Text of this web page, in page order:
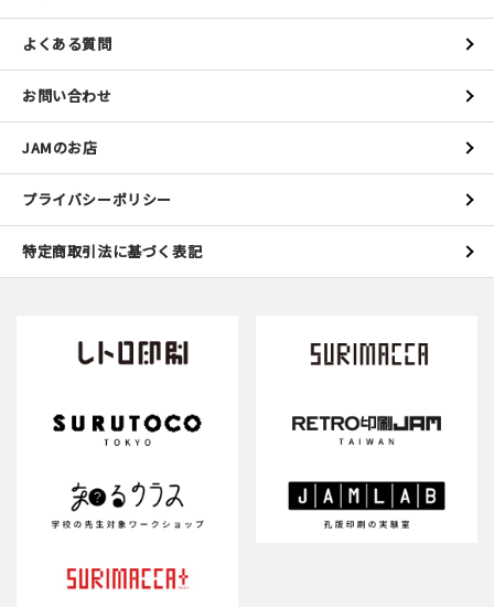
よくある質問
お問い合わせ
JAMのお店
プライバシーポリシー
特定商取引法に基づく表記